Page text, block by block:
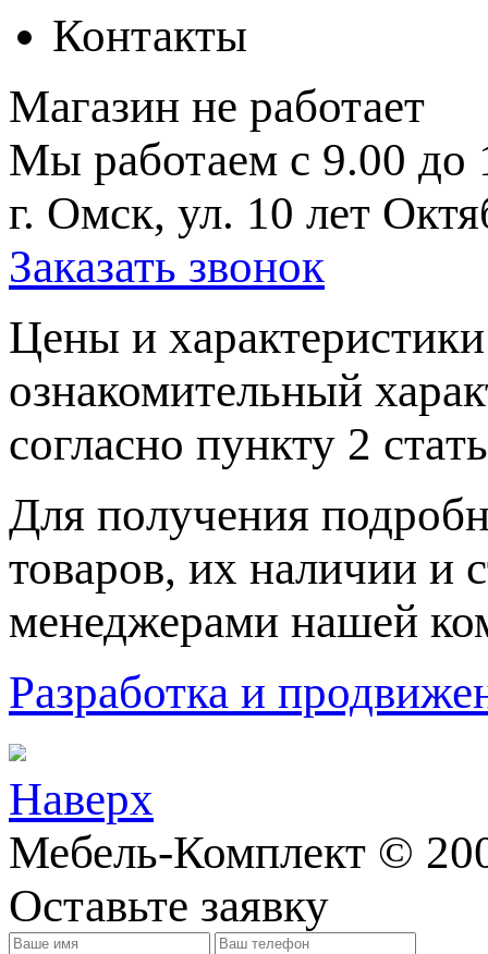
Контакты
Магазин не работает
Мы работаем с 9.00 до
г. Омск, ул. 10 лет
Заказать звонок
Цeны и
ознакомительный
согласно пункту 2
Для пoлучения
товaров, их нaличии и
менеджерами нашей
Разработка и
Наверх
Мебель-Комплект ©
Оставьте заявку